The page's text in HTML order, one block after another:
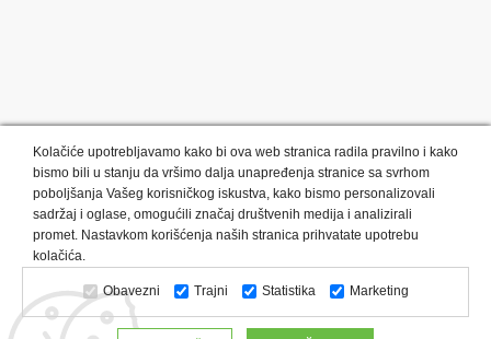
Kategorije proizvoda: Olovke i markeri
Privesci i trakice
Upaljači
USB Tehnologija Tekstil
Kačketi i kape
Notesi i rokovnici
Kancelarija Satovi
Kišobrani
Torbe i putovanja
Kuhinjski setovi Alati i oprema
Kolačiće upotrebljavamo kako bi ova web stranica radila pravilno i kako
bismo bili u stanju da vršimo dalja unapređenja stranice sa svrhom
poboljšanja Vašeg korisničkog iskustva, kako bismo personalizovali
sadržaj i oglase, omogućili značaj društvenih medija i analizirali
promet. Nastavkom korišćenja naših stranica prihvatate upotrebu
kolačića.
Obavezni Trajni Statistika Marketing